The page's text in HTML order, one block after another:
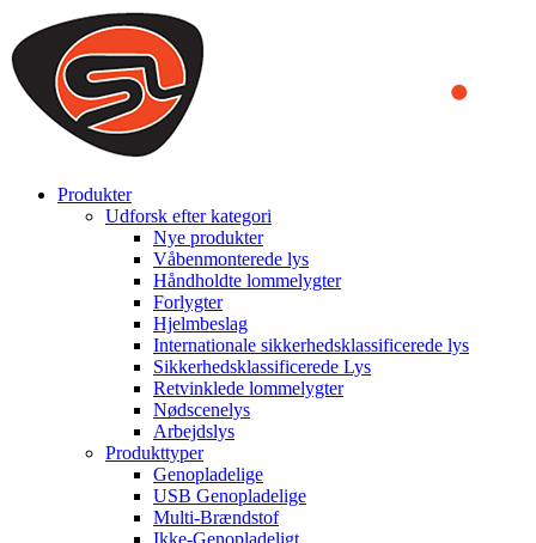
We use cookies to ensure that we provide you the best experience
on our website. By continuing to browse this website, you accept
that cookies are used to help us analyze how the website is used and
to offer you a better experience. To learn more or to find out how
you can disable cookies, you can access our
Produkter
Udforsk efter kategori
Nye produkter
Våbenmonterede lys
Håndholdte lommelygter
Forlygter
Hjelmbeslag
Internationale sikkerhedsklassificerede lys
Sikkerhedsklassificerede Lys
Retvinklede lommelygter
Nødscenelys
Arbejdslys
Produkttyper
Genopladelige
USB Genopladelige
Multi-Brændstof
Ikke-Genopladeligt